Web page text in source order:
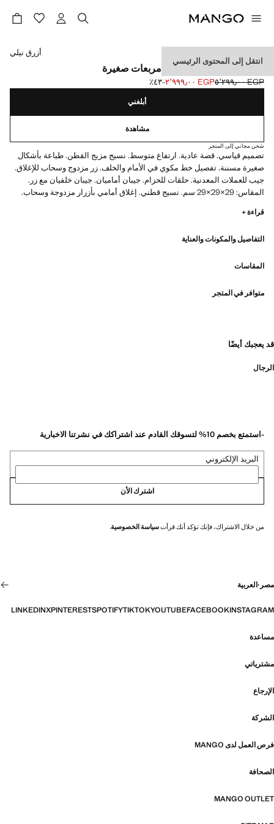
انتقل إلى المحتوى الرئيسي
بنطلون من الفلانيل بنقشة مربعات صغيرة
السعر الأول محذوف [EGP ٥٬٢٩٩٫٠٠ ]
EGP ٥٬٢٩٩٫٠٠
السعر الحالي [EGP ٢٬٩٩٩٫٠٠ ] EGP ٢٬٩٩٩٫٠٠ ؜-٤٣٪؜
حدد اللون
أزرق نيلي
أبلغني
مشاهدة
شحن مجاني إلى المتجر
تصميم قياسي. قصة عادية. ارتفاع متوسط. نسيج مزيج القطن. طباعة بأشكال
صغيرة مسننة. تفصيل خط مكوي في الأمام والخلف. زر مزدوج وسحاب للإغلاق.
جيب للعملات المعدنية. حلقات للحزام. جيبان أماميان. جيبان خلفيان مع زر.
المقاس: 29×29×29 سم. نسيج قطني. إغلاق أمامي بأزرار مزدوجة وسحاب.
قراءة +
التفاصيل والمكونات والعناية
المقاسات
متوافر في المتجر
قد يعجبك أيضًا
الرجال
-استمتع بخصم 10% لتسوقك القادم عند اشتراكك في نشرتنا الاخبارية
البريد الإلكتروني
اشترك الأن
من خلال الاشتراك، فإنك تؤكد أنك قرأتسياسة الخصوصية.
مصر ·العربية
INSTAGRAM
FACEBOOK
YOUTUBE
TIKTOK
SPOTIFY
PINTEREST
X
LINKEDIN
مساعدة
مشترياتي
الإرجاع
الشركة
فرص العمل لدى MANGO
الصحافة
MANGO OUTLET